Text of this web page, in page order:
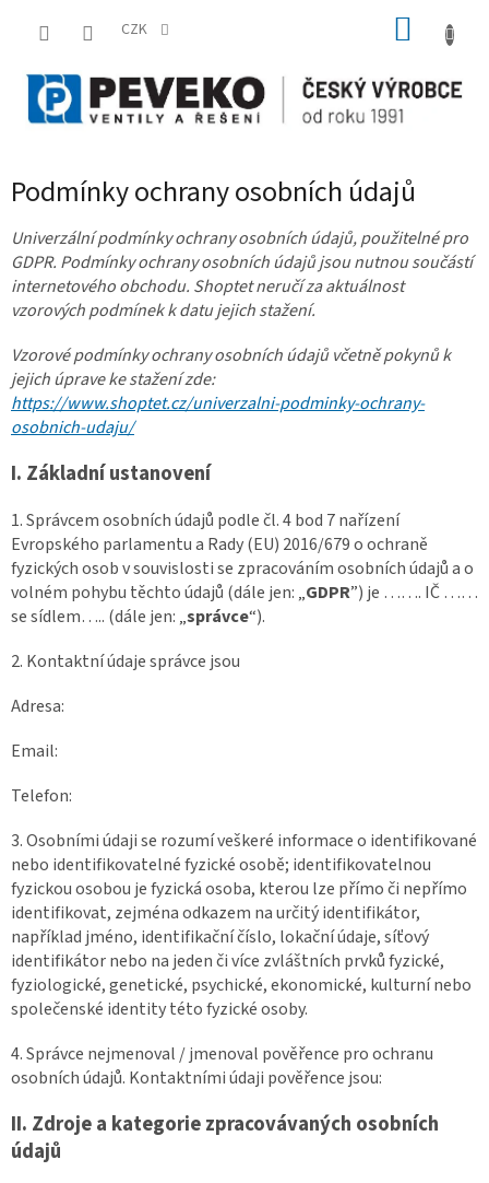
CZK
Podmínky ochrany osobních údajů
Univerzální podmínky ochrany osobních údajů, použitelné pro
GDPR. Podmínky ochrany osobních údajů jsou nutnou součástí
internetového obchodu. Shoptet neručí za aktuálnost
vzorových podmínek k datu jejich stažení.
Vzorové podmínky ochrany osobních údajů včetně pokynů k
jejich úprave ke stažení zde:
https://www.shoptet.cz/univerzalni-podminky-ochrany-
osobnich-udaju/
I. Základní ustanovení
1. Správcem osobních údajů podle čl. 4 bod 7 nařízení
Evropského parlamentu a Rady (EU) 2016/679 o ochraně
fyzických osob v souvislosti se zpracováním osobních údajů a o
volném pohybu těchto údajů (dále jen: „GDPR”) je ……. IČ ……
se sídlem….. (dále jen: „správce“).
2. Kontaktní údaje správce jsou
Adresa:
Email:
Telefon:
3. Osobními údaji se rozumí veškeré informace o identifikované
nebo identifikovatelné fyzické osobě; identifikovatelnou
fyzickou osobou je fyzická osoba, kterou lze přímo či nepřímo
identifikovat, zejména odkazem na určitý identifikátor,
například jméno, identifikační číslo, lokační údaje, síťový
identifikátor nebo na jeden či více zvláštních prvků fyzické,
fyziologické, genetické, psychické, ekonomické, kulturní nebo
společenské identity této fyzické osoby.
4. Správce nejmenoval / jmenoval pověřence pro ochranu
osobních údajů. Kontaktními údaji pověřence jsou:
II. Zdroje a kategorie zpracovávaných osobních
údajů